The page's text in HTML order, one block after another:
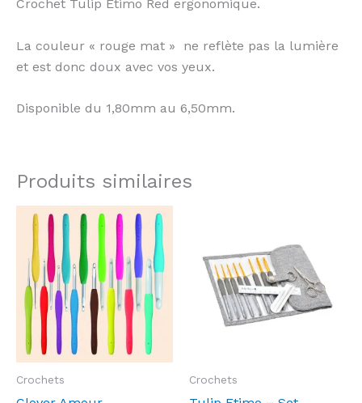
Crochet Tulip Etimo Red ergonomique.
La couleur « rouge mat » ne reflète pas la lumière
et est donc doux avec vos yeux.
Disponible du 1,80mm au 6,50mm.
Produits similaires
Crochets Crochets